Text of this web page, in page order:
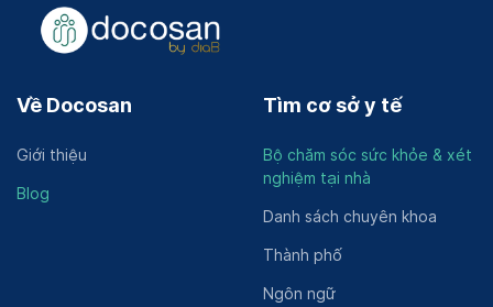
Về Docosan
Giới thiệu
Blog
Tìm cơ sở y tế
Bộ chăm sóc sức khỏe & xét
nghiệm tại nhà
Danh sách chuyên khoa
Thành phố
Ngôn ngữ